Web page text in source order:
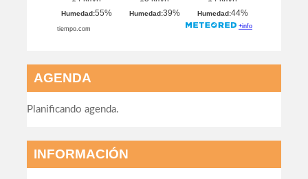
AGENDA
Planificando agenda.
INFORMACIÓN